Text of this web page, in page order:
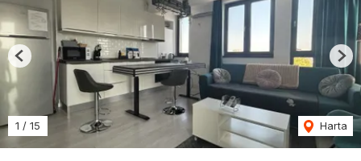
1 / 15 Harta
Previous